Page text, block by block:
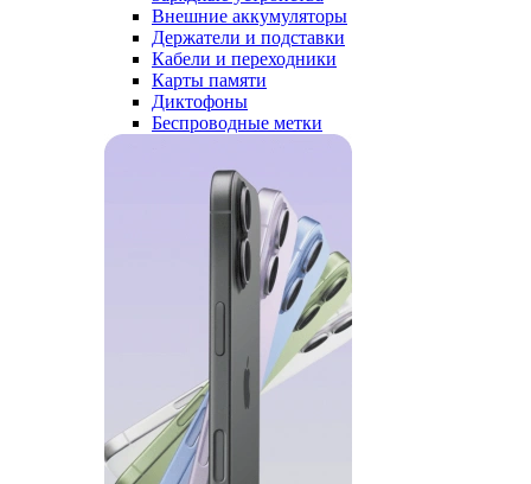
Внешние аккумуляторы
Держатели и подставки
Кабели и переходники
Карты памяти
Диктофоны
Беспроводные метки